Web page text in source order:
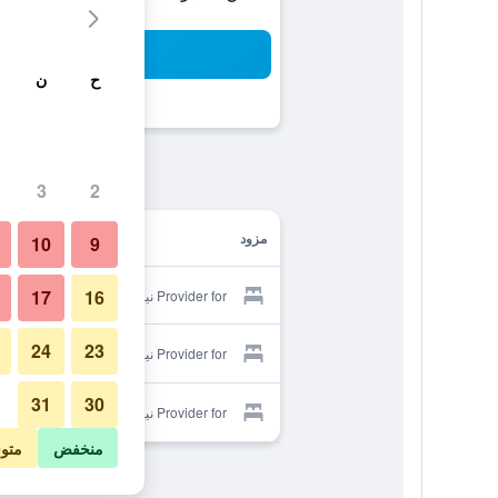
مزود
Provider for نياجرا فولز إن
Provider for نياجرا فولز إن
Provider for نياجرا فولز إن
ح ن
2
3
9
10
16
17
23
24
30
31
منخفض